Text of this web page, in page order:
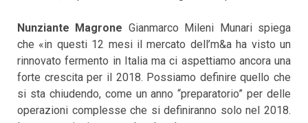
Nunziante Magrone Gianmarco Mileni Munari spiega
che «in questi 12 mesi il mercato dell’m&a ha visto un
rinnovato fermento in Italia ma ci aspettiamo ancora una
forte crescita per il 2018. Possiamo definire quello che
si sta chiudendo, come un anno “preparatorio” per delle
operazioni complesse che si definiranno solo nel 2018.